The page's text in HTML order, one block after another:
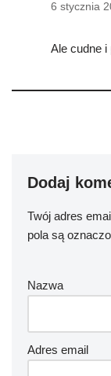
6 stycznia
Ale cudne i
Dodaj
Twój adres
pola są
Nazwa
Adres email